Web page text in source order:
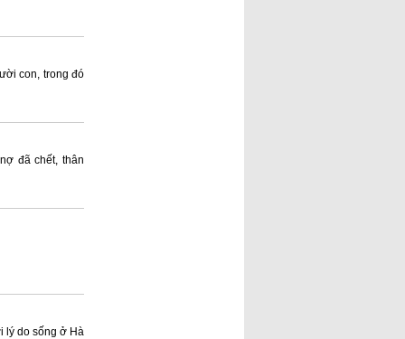
con, trong đó
đã chết, thân
lý do sống ở Hà